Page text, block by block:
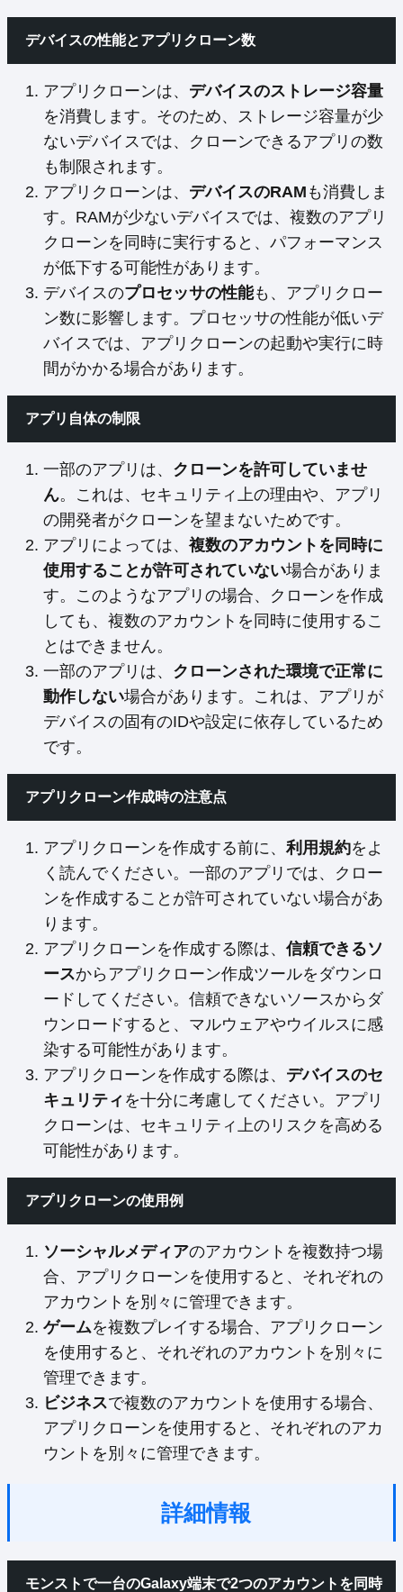
デバイスの性能とアプリクローン数
アプリクローンは、 デバイスのストレージ容量
を消費します。そのため、ストレージ容量が少
ないデバイスでは、クローンできるアプリの数
も制限されます。
アプリクローンは、 デバイスのRAM も消費しま
す。RAMが少ないデバイスでは、複数のアプリ
クローンを同時に実行すると、パフォーマンス
が低下する可能性があります。
デバイスのプロセッサの性能も、アプリクロー
ン数に影響します。プロセッサの性能が低いデ
バイスでは、アプリクローンの起動や実行に時
間がかかる場合があります。
アプリ自体の制限
一部のアプリは、 クローンを許可していませ
ん。これは、セキュリティ上の理由や、アプリ
の開発者がクローンを望まないためです。
アプリによっては、 複数のアカウントを同時に
使用することが許可されていない場合がありま
す。このようなアプリの場合、クローンを作成
しても、複数のアカウントを同時に使用するこ
とはできません。
一部のアプリは、 クローンされた環境で正常に
動作しない場合があります。これは、アプリが
デバイスの固有のIDや設定に依存しているため
です。
アプリクローン作成時の注意点
アプリクローンを作成する前に、 利用規約をよ
く読んでください。一部のアプリでは、クロー
ンを作成することが許可されていない場合があ
ります。
アプリクローンを作成する際は、 信頼できるソ
ースからアプリクローン作成ツールをダウンロ
ードしてください。信頼できないソースからダ
ウンロードすると、マルウェアやウイルスに感
染する可能性があります。
アプリクローンを作成する際は、 デバイスのセ
キュリティ を十分に考慮してください。アプリ
クローンは、セキュリティ上のリスクを高める
可能性があります。
アプリクローンの使用例
ソーシャルメディアのアカウントを複数持つ場
合、アプリクローンを使用すると、それぞれの
アカウントを別々に管理できます。
ゲームを複数プレイする場合、アプリクローン
を使用すると、それぞれのアカウントを別々に
管理できます。
ビジネスで複数のアカウントを使用する場合、
アプリクローンを使用すると、それぞれのアカ
ウントを別々に管理できます。
詳細情報
モンストで一台のGalaxy端末で2つのアカウントを同時